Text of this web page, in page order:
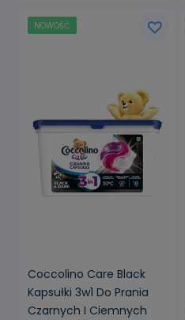
Coccolino Care Black
Kapsułki 3w1 Do Prania
Czarnych I Ciemnych
powiadom o
dostępności
NOWOŚĆ